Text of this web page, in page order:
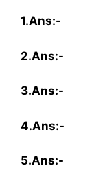
1.Ans:-
2.Ans:-
3.Ans:-
4.Ans:-
5.Ans:-